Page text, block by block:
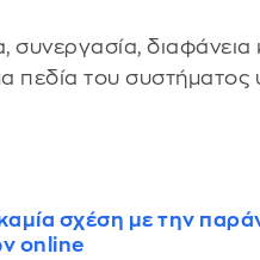
συνεργασία,
πεδία του συστήματος
σχέση με την
online